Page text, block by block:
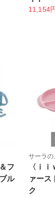
11,154
フ
ル
サーラ
〈ｉ
ァー
ク